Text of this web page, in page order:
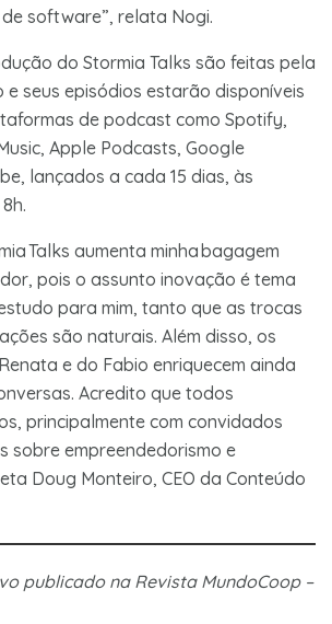
software”, relata Nogi.
do Stormia Talks são feitas pela
e seus episódios estarão disponíveis
de podcast como Spotify,
Apple Podcasts, Google
lançados a cada 15 dias, às
Talks aumenta minha bagagem
pois o assunto inovação é tema
para mim, tanto que as trocas
são naturais. Além disso, os
e do Fabio enriquecem ainda
Acredito que todos
principalmente com convidados
sobre empreendedorismo e
Doug Monteiro, CEO da Conteúdo
publicado na Revista MundoCoop –